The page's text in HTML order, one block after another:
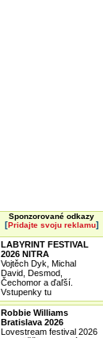
Sponzorované odkazy
[Pridajte svoju reklamu]
LABYRINT FESTIVAL
2026 NITRA
Vojtěch Dyk, Michal
David, Desmod,
Čechomor a ďaľší.
Vstupenky tu
Robbie Williams
Bratislava 2026
Lovestream festival 2026